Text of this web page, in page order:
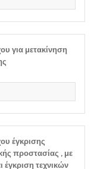
για μετακίνηση
έγκρισης
προστασίας , με
έγκριση τεχνικών